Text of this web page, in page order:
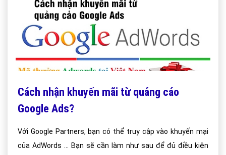
Cách nhận khuyến mãi từ quảng cáo
Google Ads?
Với Google Partners, bạn có thể truy cập vào khuyến mại
của AdWords ... Bạn sẽ cần làm như sau để đủ điều kiện